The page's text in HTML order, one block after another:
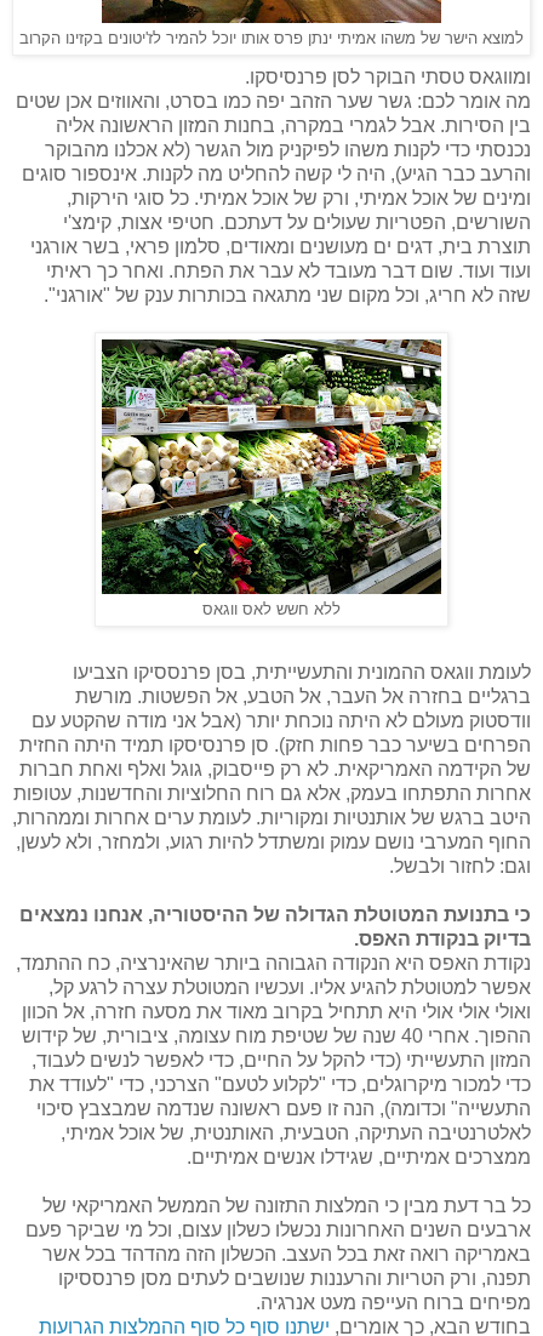
למוצא הישר של משהו אמיתי ינתן פרס אותו יוכל להמיר לז'יטונים בקזינו הקרוב
ומווגאס טסתי הבוקר לסן פרנסיסקו.
מה אומר לכם: גשר שער הזהב יפה כמו בסרט, והאווזים אכן שטים
בין הסירות. אבל לגמרי במקרה, בחנות המזון הראשונה אליה
נכנסתי כדי לקנות משהו לפיקניק מול הגשר (לא אכלנו מהבוקר
והרעב כבר הגיע), היה לי קשה להחליט מה לקנות. אינספור סוגים
ומינים של אוכל אמיתי, ורק של אוכל אמיתי. כל סוגי הירקות,
השורשים, הפטריות שעולים על דעתכם. חטיפי אצות, קימצ'י
תוצרת בית, דגים ים מעושנים ומאודים, סלמון פראי, בשר אורגני
ועוד ועוד. שום דבר מעובד לא עבר את הפתח. ואחר כך ראיתי
שזה לא חריג, וכל מקום שני מתגאה בכותרות ענק של "אורגני".
ללא חשש לאס ווגאס
לעומת ווגאס ההמונית והתעשייתית, בסן פרנססיקו הצביעו
ברגליים בחזרה אל העבר, אל הטבע, אל הפשטות. מורשת
וודסטוק מעולם לא היתה נוכחת יותר (אבל אני מודה שהקטע עם
הפרחים בשיער כבר פחות חזק). סן פרנסיסקו תמיד היתה החזית
של הקידמה האמריקאית. לא רק פייסבוק, גוגל ואלף ואחת חברות
אחרות התפתחו בעמק, אלא גם רוח החלוציות והחדשנות, עטופות
היטב ברגש של אותנטיות ומקוריות. לעומת ערים אחרות וממהרות,
החוף המערבי נושם עמוק ומשתדל להיות רגוע, ולמחזר, ולא לעשן,
וגם: לחזור ולבשל.
כי בתנועת המטוטלת הגדולה של ההיסטוריה, אנחנו נמצאים
בדיוק בנקודת האפס.
נקודת האפס היא הנקודה הגבוהה ביותר שהאינרציה, כח ההתמד,
אפשר למטוטלת להגיע אליו. ועכשיו המטוטלת עצרה לרגע קל,
ואולי אולי אולי היא תתחיל בקרוב מאוד את מסעה חזרה, אל הכוון
ההפוך. אחרי 40 שנה של שטיפת מוח עצומה, ציבורית, של קידוש
המזון התעשייתי (כדי להקל על החיים, כדי לאפשר לנשים לעבוד,
כדי למכור מיקרוגלים, כדי "לקלוע לטעם" הצרכני, כדי "לעודד את
התעשייה" וכדומה), הנה זו פעם ראשונה שנדמה שמבצבץ סיכוי
לאלטרנטיבה העתיקה, הטבעית, האותנטית, של אוכל אמיתי,
ממצרכים אמיתיים, שגידלו אנשים אמיתיים.
כל בר דעת מבין כי המלצות התזונה של הממשל האמריקאי של
ארבעים השנים האחרונות נכשלו כשלון עצום, וכל מי שביקר פעם
באמריקה רואה זאת בכל העצב. הכשלון הזה מהדהד בכל אשר
תפנה, ורק הטריות והרעננות שנושבים לעתים מסן פרנססיקו
מפיחים ברוח העייפה מעט אנרגיה.
בחודש הבא, כך אומרים, ישתנו סוף כל סוף ההמלצות הגרועות